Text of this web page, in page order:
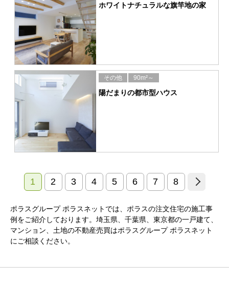
ホワイトナチュラルな旗竿地の家
その他 90m²～
陽だまりの都市型ハウス
1 2 3 4 5 6 7 8
ポラスグループ ポラスネットでは、ポラスの注文住宅の施工事
例をご紹介しております。埼玉県、千葉県、東京都の一戸建て、
マンション、土地の不動産売買はポラスグループ ポラスネット
にご相談ください。